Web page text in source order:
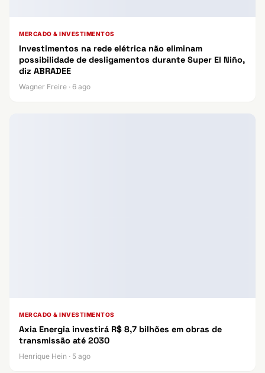
MERCADO & INVESTIMENTOS
Investimentos na rede elétrica não eliminam
possibilidade de desligamentos durante Super El Niño,
diz ABRADEE
Wagner Freire · 6 ago
MERCADO & INVESTIMENTOS
Axia Energia investirá R$ 8,7 bilhões em obras de
transmissão até 2030
Henrique Hein · 5 ago